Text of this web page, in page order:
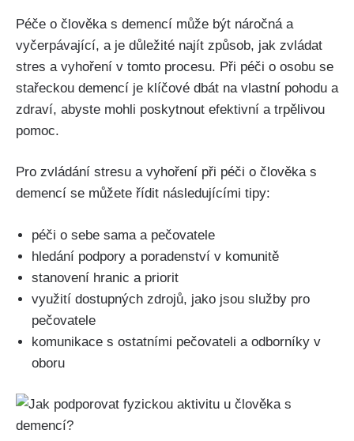
Péče o člověka s demencí může být náročná a
vyčerpávající, a je důležité najít způsob, jak zvládat
stres a vyhoření v tomto procesu. Při péči o osobu se
stařeckou demencí je klíčové dbát na vlastní pohodu a
zdraví, abyste mohli poskytnout efektivní a trpělivou
pomoc.
Pro zvládání stresu a vyhoření při péči o člověka s
demencí se můžete řídit následujícími tipy:
péči o sebe sama a pečovatele
hledání podpory a poradenství v komunitě
stanovení hranic a priorit
využití dostupných zdrojů, jako jsou služby pro
pečovatele
komunikace s ostatními pečovateli a odborníky v
oboru